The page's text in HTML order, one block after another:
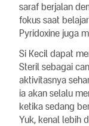
saraf berjalan
fokus saat
Pyridoxine juga
Si Kecil dapat
Steril sebagai
aktivitasnya
ia akan selalu
ketika sedang
Yuk, kenal lebih